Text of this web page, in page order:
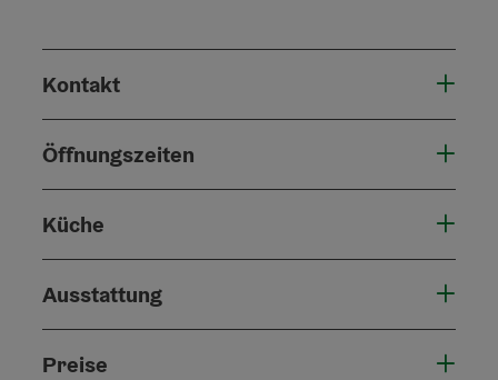
Kontakt
Öffnungszeiten
Küche
Ausstattung
Preise